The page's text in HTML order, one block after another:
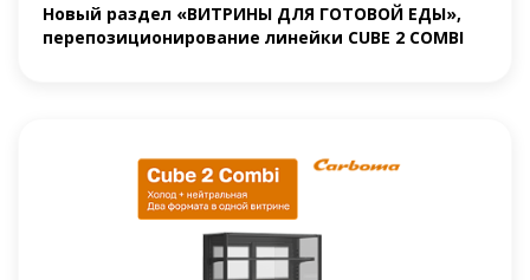
Новый раздел «ВИТРИНЫ ДЛЯ ГОТОВОЙ ЕДЫ»,
перепозиционирование линейки CUBE 2 COMBI